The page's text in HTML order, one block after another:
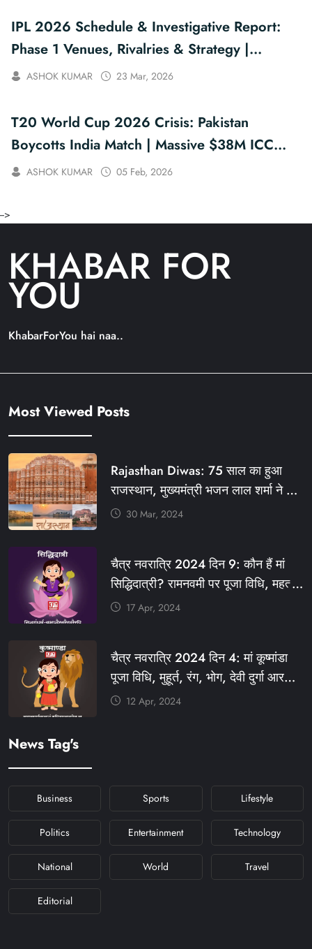
IPL 2026 Schedule & Investigative Report:
Phase 1 Venues, Rivalries & Strategy |
KhabarForYou
ASHOK KUMAR 23 Mar, 2026
T20 World Cup 2026 Crisis: Pakistan
Boycotts India Match | Massive $38M ICC
Fine?
ASHOK KUMAR 05 Feb, 2026
-->
KHABAR FOR
YOU
KhabarForYou hai naa..
Most Viewed Posts
Rajasthan Diwas: 75 साल का हुआ
राजस्थान, मुख्यमंत्री भजन लाल शर्मा ने दी
बधाई, आज फ्री रहेंगी ये सेवाएं
#KHABARFORYOU #KFYNEWS
#KFYSOCIAL
30 Mar, 2024
चैत्र नवरात्रि 2024 दिन 9: कौन हैं मां
सिद्धिदात्री? रामनवमी पर पूजा विधि, महत्व,
रंग, प्रसाद #KFY #KFYNEWS
#NAVRATRIDAY
17 Apr, 2024
चैत्र नवरात्रि 2024 दिन 4: मां कूष्मांडा
पूजा विधि, मुहूर्त, रंग, भोग, देवी दुर्गा आरती
और मंत्र #KFY #KFYNEWS
12 Apr, 2024
News Tag's
Business Sports Lifestyle
Politics Entertainment Technology
National World Travel
Editorial